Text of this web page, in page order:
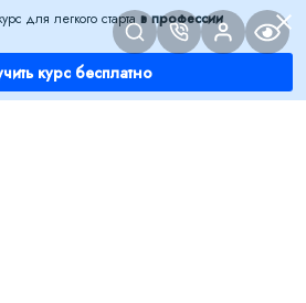
для легкого стартав профессии
курс бесплатно